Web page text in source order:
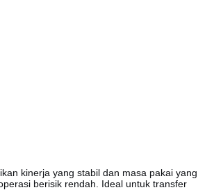
kinerja yang stabil dan masa pakai yang
berisik rendah. Ideal untuk transfer